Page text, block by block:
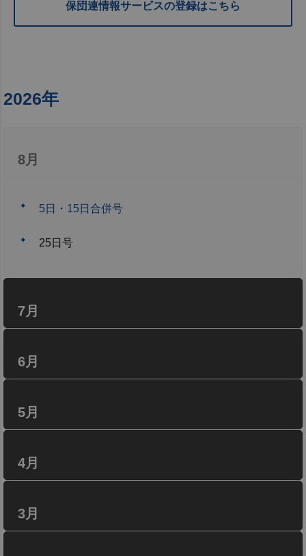
保団連情報サービスの登録はこちら
2026年
8月
5日・15日合併号
25日号
7月
6月
5月
4月
3月